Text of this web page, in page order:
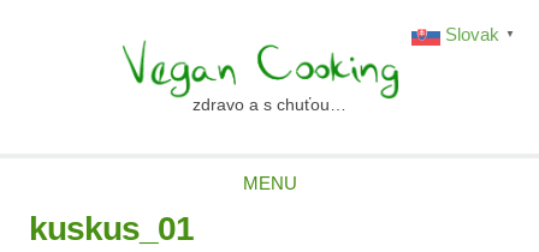
vegancooking.skzdravo a s chuťou…
MENU
kuskus_01
Slovak ▼